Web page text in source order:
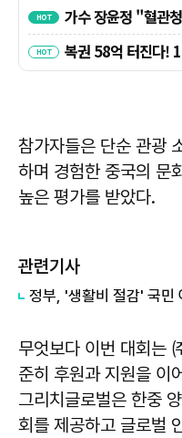
참가자들은 단순 관광
하며 경험한 중국의 문
높은 평가를 받았다.
관련기사
정부, '생활비 절감' 국민
무엇보다 이번 대회는
준히 후원과 지원을 이
그리치글로벌은 한중
회를 제공하고 글로벌